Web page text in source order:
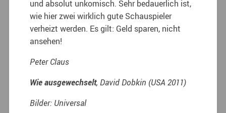
und absolut unkomisch. Sehr bedauerlich ist,
wie hier zwei wirklich gute Schauspieler
verheizt werden. Es gilt: Geld sparen, nicht
ansehen!
Peter Claus
Wie ausgewechselt, David Dobkin (USA 2011)
Bilder: Universal